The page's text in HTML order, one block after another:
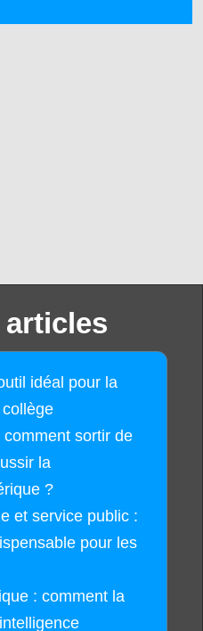
idéal pour la
sortir de
la
?
et service public :
pour les
: comment la